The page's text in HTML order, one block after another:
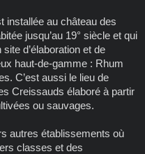
installée au château des
jusqu’au 19° siècle et qui
d’élaboration et de
haut-de-gamme : Rhum
C’est aussi le lieu de
Creissauds élaboré à partir
ou sauvages.
autres établissements où
classes et des